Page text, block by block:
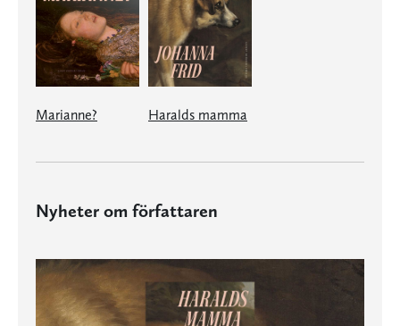
Marianne? Haralds mamma
Nyheter om författaren